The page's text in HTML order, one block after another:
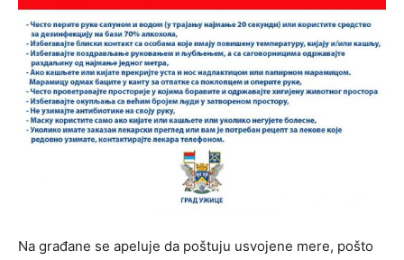
Na građane se apeluje da poštuju usvojene mere, pošto